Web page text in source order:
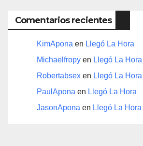
Comentarios recientes
KimApona en Llegó La Hora
Michaelfropy en Llegó La Hora
Robertabsex en Llegó La Hora
PaulApona en Llegó La Hora
JasonApona en Llegó La Hora